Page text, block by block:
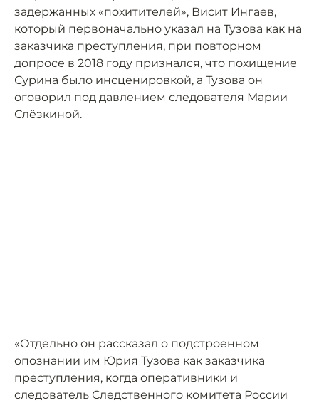
задержанных «похитителей», Висит Ингаев,
который первоначально указал на Тузова как на
заказчика преступления, при повторном
допросе в 2018 году признался, что похищение
Сурина было инсценировкой, а Тузова он
оговорил под давлением следователя Марии
Слёзкиной.
«Отдельно он рассказал о подстроенном
опознании им Юрия Тузова как заказчика
преступления, когда оперативники и
следователь Следственного комитета России